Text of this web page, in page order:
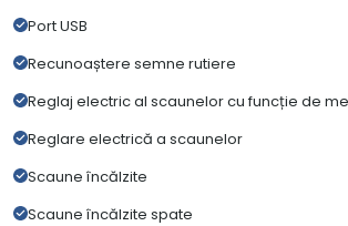
Port USB
Recunoaștere semne rutiere
Reglaj electric al scaunelor cu funcție de
Reglare electrică a scaunelor
Scaune încălzite
Scaune încălzite spate